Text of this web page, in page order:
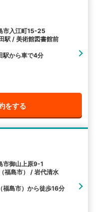
市入江町15-25
駅 / 美術館図書館前
駅から車で4分
をする
市御山上原9-1
福島市） / 岩代清水
福島市）から徒歩16分